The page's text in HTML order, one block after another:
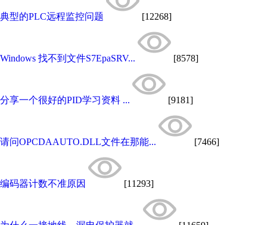
典型的PLC远程监控问题 [12268]
Windows 找不到文件S7EpaSRV... [8578]
分享一个很好的PID学习资料 ... [9181]
请问OPCDAAUTO.DLL文件在那能... [7466]
编码器计数不准原因 [11293]